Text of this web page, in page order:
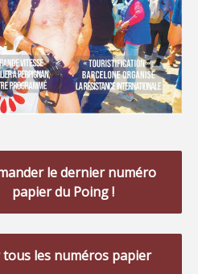
le dernier numéro
papier du Poing !
tous les numéros papier